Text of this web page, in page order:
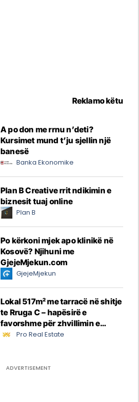
Reklamo këtu
A po don me rrnu n’deti?
Kursimet mund t’ju sjellin një
banesë
Banka Ekonomike
Plan B Creative rrit ndikimin e
biznesit tuaj online
Plan B
Po kërkoni mjek apo klinikë në
Kosovë? Njihuni me
GjejeMjekun.com
GjejeMjekun
Lokal 517m² me tarracë në shitje
te Rruga C – hapësirë e
favorshme për zhvillimin e
biznesit #15796
Pro Real Estate